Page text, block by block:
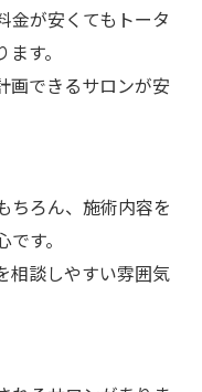
金が安くてもトータ
す。
画できるサロンが安
ちろん、施術内容を
す。
相談しやすい雰囲気